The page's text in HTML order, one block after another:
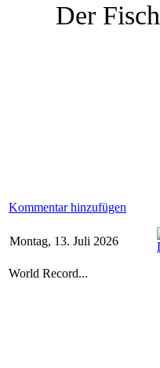
Der
Kommentar hinzufügen
Montag, 13. Juli 2026
World Record...